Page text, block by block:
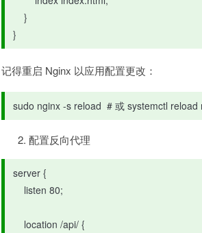
}
记得重启 Nginx 以应用配置更改：
sudo nginx -s reload  # 或 systemctl reload
配置反向代理
server {